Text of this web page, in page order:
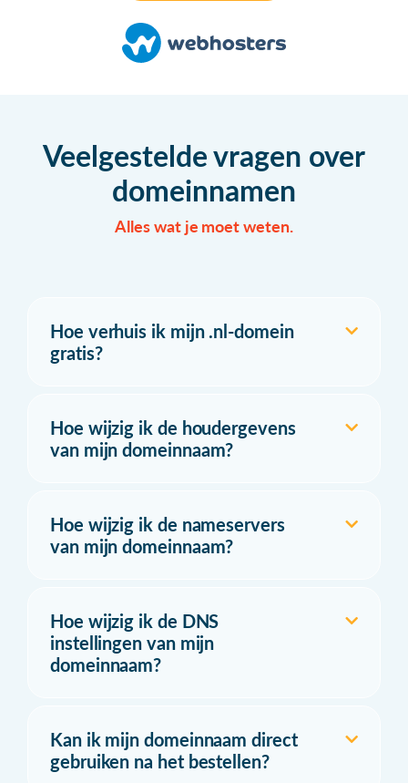
Veelgestelde vragen over
domeinnamen
Alles wat je moet weten.
Hoe verhuis ik mijn .nl-domein
gratis?
Hoe wijzig ik de houdergevens
van mijn domeinnaam?
Hoe wijzig ik de nameservers
van mijn domeinnaam?
Hoe wijzig ik de DNS
instellingen van mijn
domeinnaam?
Kan ik mijn domeinnaam direct
gebruiken na het bestellen?